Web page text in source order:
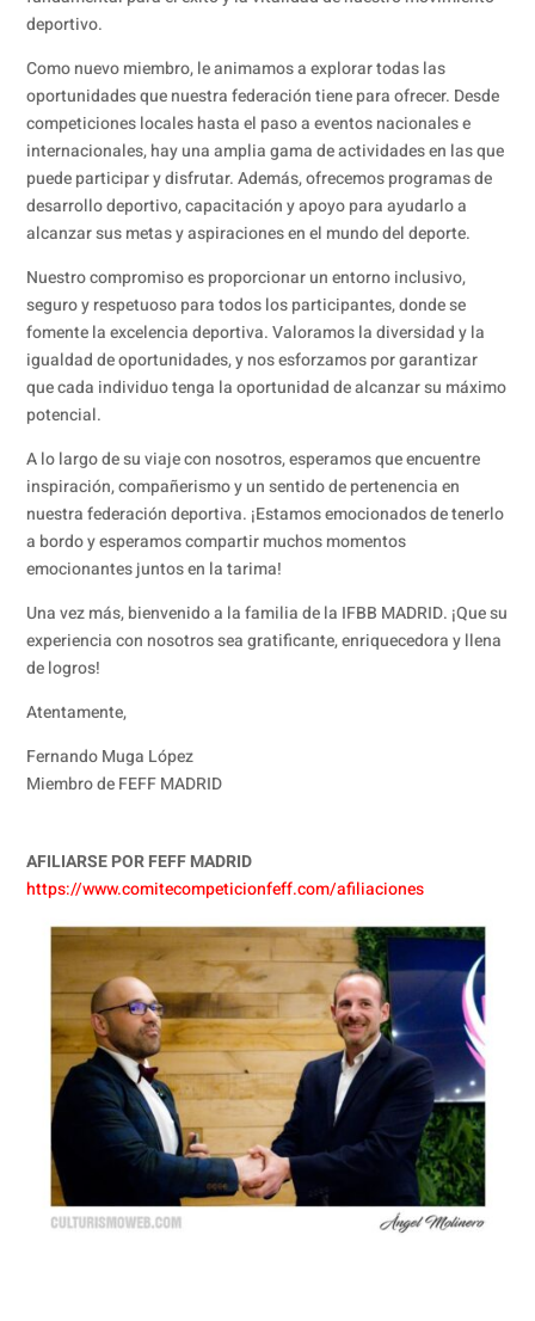
deportivo.
Como nuevo miembro, le animamos a explorar todas las
oportunidades que nuestra federación tiene para ofrecer. Desde
competiciones locales hasta el paso a eventos nacionales e
internacionales, hay una amplia gama de actividades en las que
puede participar y disfrutar. Además, ofrecemos programas de
desarrollo deportivo, capacitación y apoyo para ayudarlo a
alcanzar sus metas y aspiraciones en el mundo del deporte.
Nuestro compromiso es proporcionar un entorno inclusivo,
seguro y respetuoso para todos los participantes, donde se
fomente la excelencia deportiva. Valoramos la diversidad y la
igualdad de oportunidades, y nos esforzamos por garantizar
que cada individuo tenga la oportunidad de alcanzar su máximo
potencial.
A lo largo de su viaje con nosotros, esperamos que encuentre
inspiración, compañerismo y un sentido de pertenencia en
nuestra federación deportiva. ¡Estamos emocionados de tenerlo
a bordo y esperamos compartir muchos momentos
emocionantes juntos en la tarima!
Una vez más, bienvenido a la familia de la IFBB MADRID. ¡Que su
experiencia con nosotros sea gratificante, enriquecedora y llena
de logros!
Atentamente,
Fernando Muga López
Miembro de FEFF MADRID
AFILIARSE POR FEFF MADRID
https://www.comitecompeticionfeff.com/afiliaciones